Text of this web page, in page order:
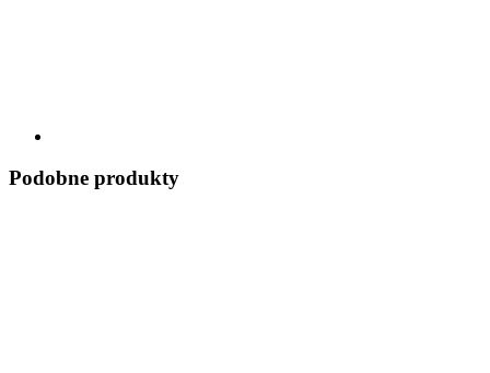
Podobne produkty